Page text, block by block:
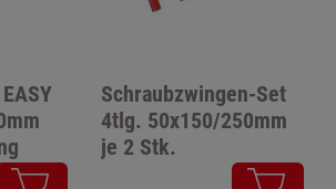
Schraubzwingen-Set
4tlg. 50x150/250mm
je 2 Stk.